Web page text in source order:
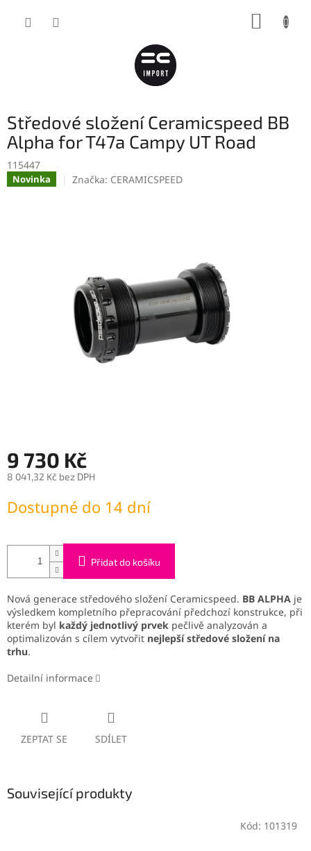
Středové složení Ceramicspeed BB
Alpha for T47a Campy UT Road
115447
Novinka Značka: CERAMICSPEED
9 730 Kč
8 041,32 Kč bez DPH
cena:
Dostupné do 14 dní
Přidat do košíku
Nová generace středového složení Ceramicspeed. BB ALPHA je
výsledkem kompletního přepracování předchozí konstrukce, při
kterém byl každý jednotlivý prvek pečlivě analyzován a
optimalizován s cílem vytvořit nejlepší středové složení na
trhu.
Detailní informace
ZEPTAT SE SDÍLET
Související produkty
Kód: 101319